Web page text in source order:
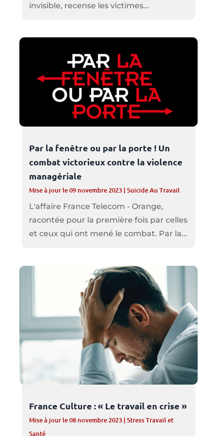
invisible, recense les victimes...
Par la fenêtre ou par la porte ! Un
combat victorieux contre la violence
managériale
Mise à jour le 09 novembre 2023| Suicide Au Travail
L'affaire France Telecom - Orange,
racontée pour la première fois par celles
et ceux qui ont mené le combat. Par la...
France Culture : « Le travail en crise »
Mise à jour le 08 novembre 2023| Stress Travail et
Santé